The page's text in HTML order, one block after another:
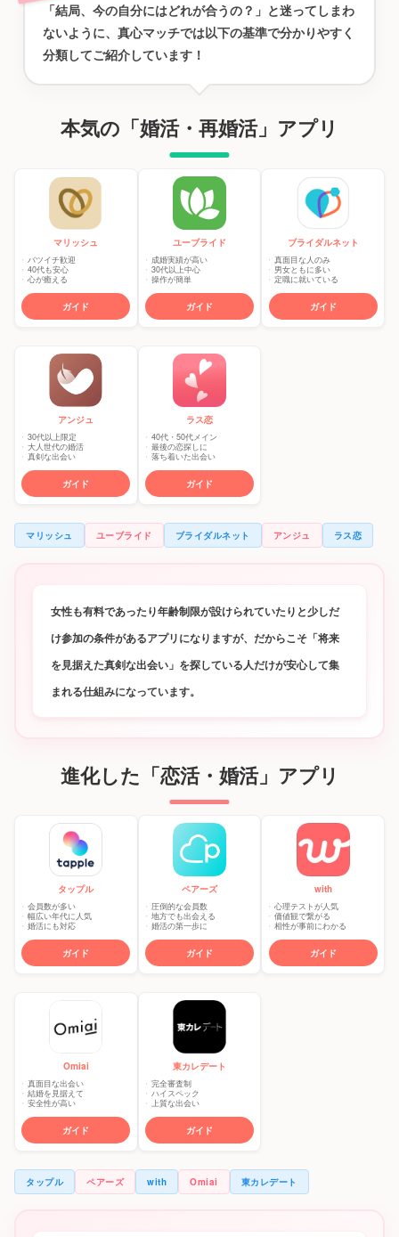
「結局、今の自分にはどれが合うの？」と迷ってしまわ
ないように、真心マッチでは以下の基準で分かりやすく
分類してご紹介しています！
本気の「婚活・再婚活」アプリ
マリッシュ
バツイチ歓迎
40代も安心
心が癒える
ガイド
ユーブライド
成婚実績が高い
30代以上中心
操作が簡単
ガイド
ブライダルネット
真面目な人のみ
男女ともに多い
定職に就いている
ガイド
アンジュ
30代以上限定
大人世代の婚活
真剣な出会い
ガイド
ラス恋
40代・50代メイン
最後の恋探しに
落ち着いた出会い
ガイド
マリッシュ ユーブライド ブライダルネット アンジュ ラス恋
女性も有料であったり年齢制限が設けられていたりと少しだ
け参加の条件があるアプリになりますが、だからこそ「将来
を見据えた真剣な出会い」を探している人だけが安心して集
まれる仕組みになっています。
進化した「恋活・婚活」アプリ
タップル
会員数が多い
幅広い年代に人気
婚活にも対応
ガイド
ペアーズ
圧倒的な会員数
地方でも出会える
婚活の第一歩に
ガイド
with
心理テストが人気
価値観で繋がる
相性が事前にわかる
ガイド
Omiai
真面目な出会い
結婚を見据えて
安全性が高い
ガイド
東カレデート
完全審査制
ハイスペック
上質な出会い
ガイド
タップル ペアーズ with Omiai 東カレデート